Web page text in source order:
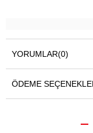
YORUMLAR(0)
ÖDEME